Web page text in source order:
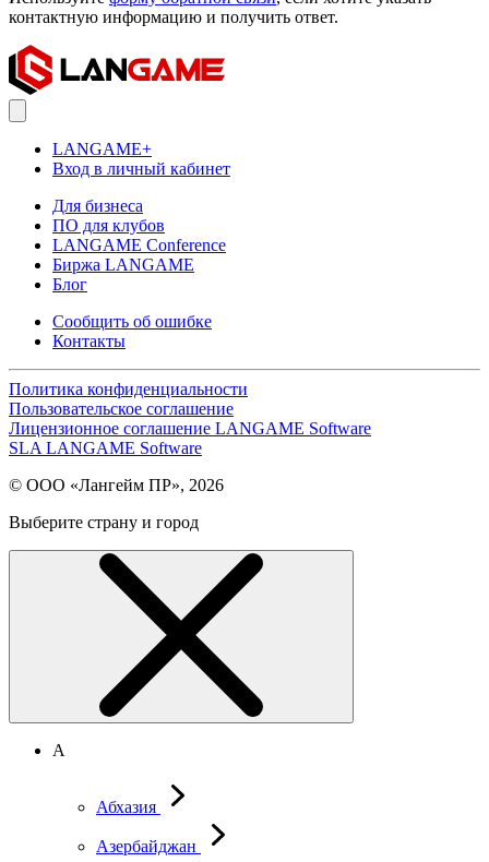
контактную информацию и получить ответ.
LANGAME+
Вход в личный кабинет
Для бизнеса
ПО для клубов
LANGAME Conference
Биржа LANGAME
Блог
Сообщить об ошибке
Контакты
Политика конфиденциальности
Пользовательское соглашение
Лицензионное соглашение LANGAME Software
SLA LANGAME Software
© ООО «Лангейм ПР», 2026
Выберите страну и город
А
Абхазия
Азербайджан